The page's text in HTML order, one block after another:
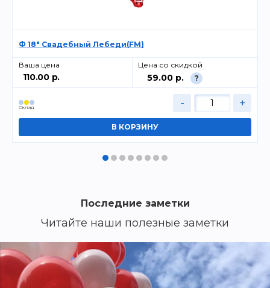
Ф 18" Свадебный Лебеди(FM)
Ваша цена
110.00 р.
Цена со скидкой
59.00 р. ?
Cклад - +
Последние заметки
Читайте наши полезные заметки